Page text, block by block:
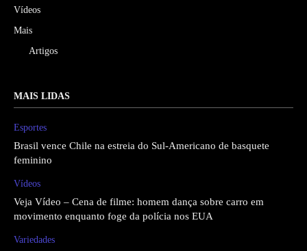
Vídeos
Mais
Artigos
MAIS LIDAS
Esportes
Brasil vence Chile na estreia do Sul-Americano de basquete
feminino
Vídeos
Veja Vídeo – Cena de filme: homem dança sobre carro em
movimento enquanto foge da polícia nos EUA
Variedades